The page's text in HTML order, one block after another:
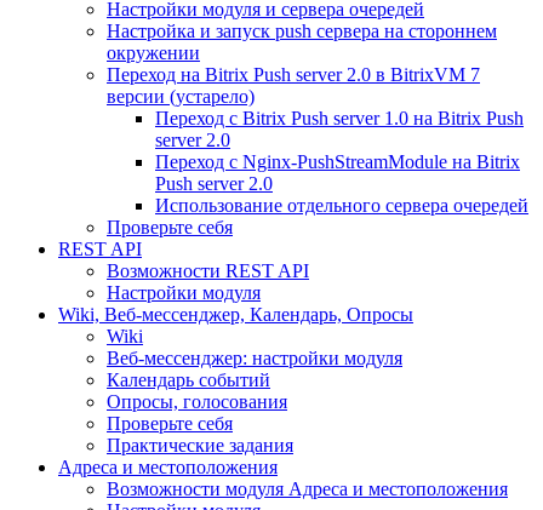
Настройки модуля и сервера очередей
Настройка и запуск push сервера на стороннем
окружении
Переход на Bitrix Push server 2.0 в BitrixVM 7
версии (устарело)
Переход с Bitrix Push server 1.0 на Bitrix Push
server 2.0
Переход с Nginx-PushStreamModule на Bitrix
Push server 2.0
Использование отдельного сервера очередей
Проверьте себя
REST API
Возможности REST API
Настройки модуля
Wiki, Веб-мессенджер, Календарь, Опросы
Wiki
Веб-мессенджер: настройки модуля
Календарь событий
Опросы, голосования
Проверьте себя
Практические задания
Адреса и местоположения
Возможности модуля Адреса и местоположения